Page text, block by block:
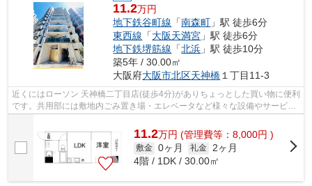
11.2万円
地下鉄谷町線 「南森町 」駅 徒歩6分
東西線 「大阪天満宮 」駅 徒歩6分
地下鉄堺筋線 「北浜 」駅 徒歩10分
築5年 / 30.00㎡
大阪府大阪市北区天神橋 １丁目11-3
近くにはローソン 天神橋二丁目店(徒歩4分)がありちょっとした買い物に便利
です。共用部には敷地内ごみ置き場・エレベータなど様々な設備やサービス
が揃っているので便利です。独創的...
11.2万円 (管理費等：8,000円 )
敷金 0ヶ月 礼金 2ヶ月
4階 / 1DK / 30.00㎡